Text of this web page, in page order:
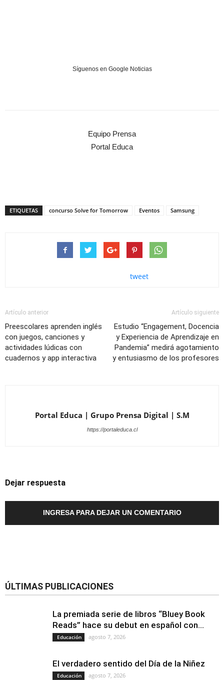
Síguenos en Google Noticias
Equipo Prensa
Portal Educa
ETIQUETAS concurso Solve for Tomorrow Eventos Samsung
tweet
Artículo anterior
Preescolares aprenden inglés
con juegos, canciones y
actividades lúdicas con
cuadernos y app interactiva
Artículo siguiente
Estudio “Engagement, Docencia
y Experiencia de Aprendizaje en
Pandemia” medirá agotamiento
y entusiasmo de los profesores
Portal Educa | Grupo Prensa Digital | S.M
https://portaleduca.cl
Dejar respuesta
INGRESA PARA DEJAR UN COMENTARIO
ÚLTIMAS PUBLICACIONES
La premiada serie de libros “Bluey Book
Reads” hace su debut en español con...
Educación agosto 7, 2026
El verdadero sentido del Día de la Niñez
Educación agosto 7, 2026